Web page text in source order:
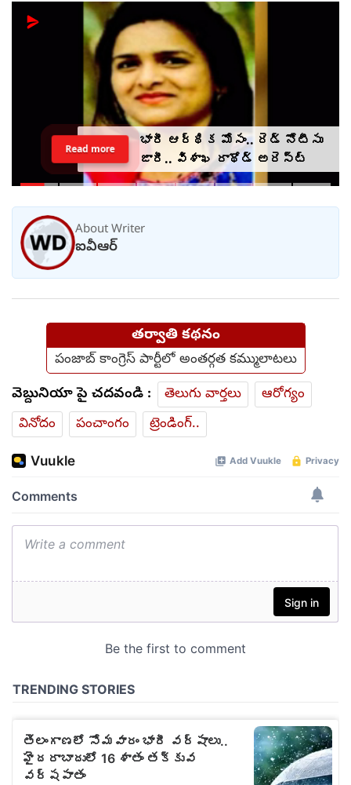
భారీ ఆర్థిక మోసం.. రెడ్ నోటీసు
జారీ.. విశాఖ రాథోడ్‌‌ అరెస్ట్
Read more
About Writer
ఐవీఆర్
తర్వాతి కథనం
పంజాబ్ కాంగ్రెస్ పార్టీలో అంతర్గత కమ్ములాటలు
వెబ్దునియా పై చదవండి : తెలుగు వార్తలు
ఆరోగ్యం
వినోదం
పంచాంగం ట్రెండింగ్..